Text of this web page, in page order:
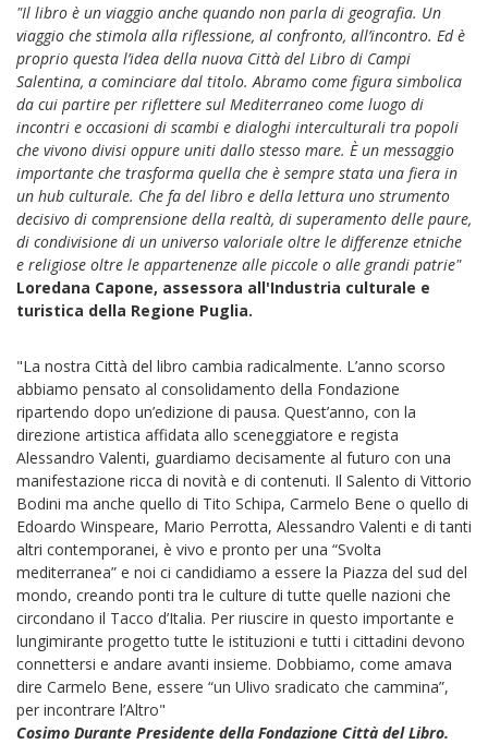
"Il libro è un viaggio anche quando non parla di geografia. Un
viaggio che stimola alla riflessione, al confronto, all’incontro. Ed è
proprio questa l’idea della nuova Città del Libro di Campi
Salentina, a cominciare dal titolo. Abramo come figura simbolica
da cui partire per riflettere sul Mediterraneo come luogo di
incontri e occasioni di scambi e dialoghi interculturali tra popoli
che vivono divisi oppure uniti dallo stesso mare. È un messaggio
importante che trasforma quella che è sempre stata una fiera in
un hub culturale. Che fa del libro e della lettura uno strumento
decisivo di comprensione della realtà, di superamento delle paure,
di condivisione di un universo valoriale oltre le differenze etniche
e religiose oltre le appartenenze alle piccole o alle grandi patrie"
Loredana Capone, assessora all'Industria culturale e
turistica della Regione Puglia.
"La nostra Città del libro cambia radicalmente. L’anno scorso
abbiamo pensato al consolidamento della Fondazione
ripartendo dopo un’edizione di pausa. Quest’anno, con la
direzione artistica affidata allo sceneggiatore e regista
Alessandro Valenti, guardiamo decisamente al futuro con una
manifestazione ricca di novità e di contenuti. Il Salento di Vittorio
Bodini ma anche quello di Tito Schipa, Carmelo Bene o quello di
Edoardo Winspeare, Mario Perrotta, Alessandro Valenti e di tanti
altri contemporanei, è vivo e pronto per una “Svolta
mediterranea” e noi ci candidiamo a essere la Piazza del sud del
mondo, creando ponti tra le culture di tutte quelle nazioni che
circondano il Tacco d’Italia. Per riuscire in questo importante e
lungimirante progetto tutte le istituzioni e tutti i cittadini devono
connettersi e andare avanti insieme. Dobbiamo, come amava
dire Carmelo Bene, essere “un Ulivo sradicato che cammina”,
per incontrare l’Altro"
Cosimo Durante Presidente della Fondazione Città del Libro.